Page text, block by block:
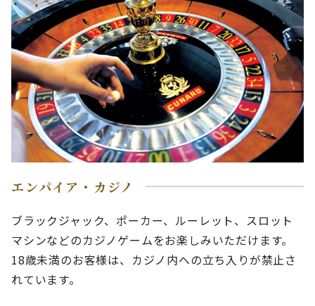
エンパイア・カジノ
ブラックジャック、ポーカー、ルーレット、スロット
マシンなどのカジノゲームをお楽しみいただけます。
18歳未満のお客様は、カジノ内への立ち入りが禁止さ
れています。